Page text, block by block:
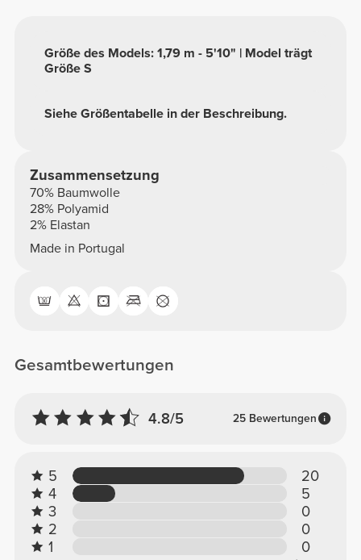
Siehe Größentabelle in der Beschreibung.
Größe des Models: 1,79 m - 5'10" | Model trägt
Größe S
Zusammensetzung
70% Baumwolle
28% Polyamid
2% Elastan
Made in Portugal
Gesamtbewertungen
4.8/5 25 Bewertungen
5
20
4
5
3
0
2
0
1
0